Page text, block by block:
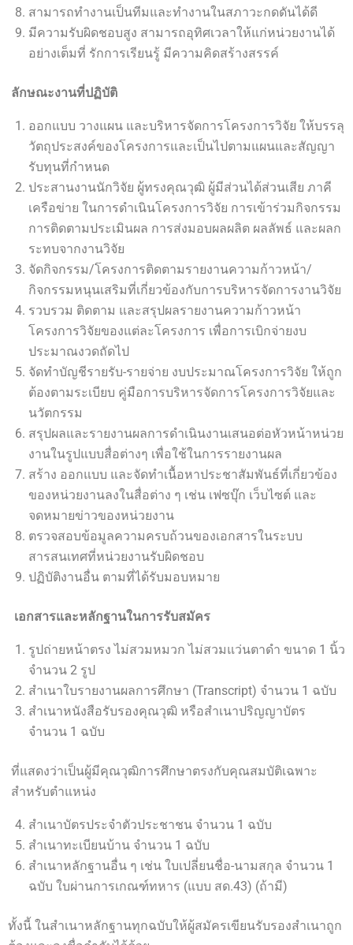
สามารถทำงานเป็นทีมและทำงานในสภาวะกดดันได้ดี
มีความรับผิดชอบสูง สามารถอุทิศเวลาให้แก่หน่วยงานได้
อย่างเต็มที่ รักการเรียนรู้ มีความคิดสร้างสรรค์
ลักษณะงานที่ปฏิบัติ
ออกแบบ วางแผน และบริหารจัดการโครงการวิจัย ให้บรรลุ
วัตถุประสงค์ของโครงการและเป็นไปตามแผนและสัญญา
รับทุนที่กำหนด
ประสานงานนักวิจัย ผู้ทรงคุณวุฒิ ผู้มีส่วนได้ส่วนเสีย ภาคี
เครือข่าย ในการดำเนินโครงการวิจัย การเข้าร่วมกิจกรรม
การติดตามประเมินผล การส่งมอบผลผลิต ผลลัพธ์ และผลก
ระทบจากงานวิจัย
จัดกิจกรรม/โครงการติดตามรายงานความก้าวหน้า/
กิจกรรมหนุนเสริมที่เกี่ยวข้องกับการบริหารจัดการงานวิจัย
รวบรวม ติดตาม และสรุปผลรายงานความก้าวหน้า
โครงการวิจัยของแต่ละโครงการ เพื่อการเบิกจ่ายงบ
ประมาณงวดถัดไป
จัดทำบัญชีรายรับ-รายจ่าย งบประมาณโครงการวิจัย ให้ถูก
ต้องตามระเบียบ คู่มือการบริหารจัดการโครงการวิจัยและ
นวัตกรรม
สรุปผลและรายงานผลการดำเนินงานเสนอต่อหัวหน้าหน่วย
งานในรูปแบบสื่อต่างๆ เพื่อใช้ในการรายงานผล
สร้าง ออกแบบ และจัดทำเนื้อหาประชาสัมพันธ์ที่เกี่ยวข้อง
ของหน่วยงานลงในสื่อต่าง ๆ เช่น เฟซบุ๊ก เว็บไซต์ และ
จดหมายข่าวของหน่วยงาน
ตรวจสอบข้อมูลความครบถ้วนของเอกสารในระบบ
สารสนเทศที่หน่วยงานรับผิดชอบ
ปฏิบัติงานอื่น ตามที่ได้รับมอบหมาย
เอกสารและหลักฐานในการรับสมัคร
รูปถ่ายหน้าตรง ไม่สวมหมวก ไม่สวมแว่นตาดำ ขนาด 1 นิ้ว
จำนวน 2 รูป
สำเนาใบรายงานผลการศึกษา (Transcript) จำนวน 1 ฉบับ
สำเนาหนังสือรับรองคุณวุฒิ หรือสำเนาปริญญาบัตร
จำนวน 1 ฉบับ
ที่แสดงว่าเป็นผู้มีคุณวุฒิการศึกษาตรงกับคุณสมบัติเฉพาะ
สำหรับตำแหน่ง
สำเนาบัตรประจำตัวประชาชน จำนวน 1 ฉบับ
สำเนาทะเบียนบ้าน จำนวน 1 ฉบับ
สำเนาหลักฐานอื่น ๆ เช่น ใบเปลี่ยนชื่อ-นามสกุล จำนวน 1
ฉบับ ใบผ่านการเกณฑ์ทหาร (แบบ สด.43) (ถ้ามี)
ทั้งนี้ ในสำเนาหลักฐานทุกฉบับให้ผู้สมัครเขียนรับรองสำเนาถูก